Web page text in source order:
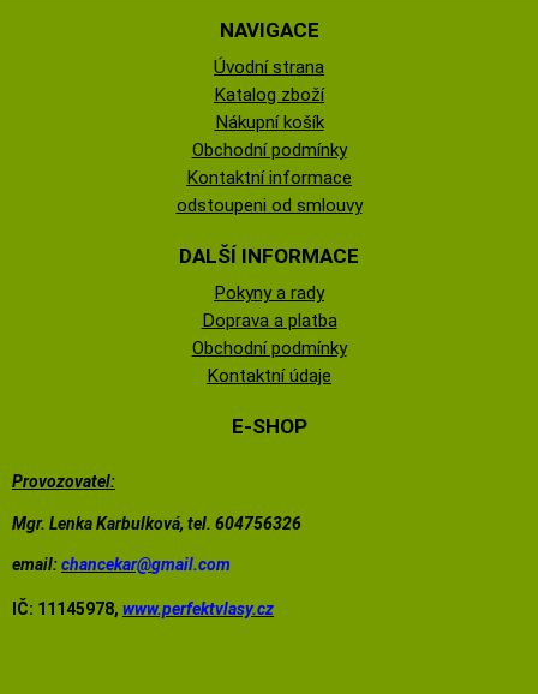
NAVIGACE
Úvodní strana
Katalog zboží
Nákupní košík
Obchodní podmínky
Kontaktní informace
odstoupeni od smlouvy
DALŠÍ INFORMACE
Pokyny a rady
Doprava a platba
Obchodní podmínky
Kontaktní údaje
E-SHOP
Provozovatel:
Mgr. Lenka Karbulková, tel. 604756326
email:chancekar@gmail.com
IČ: 11145978, www.perfektvlasy.cz